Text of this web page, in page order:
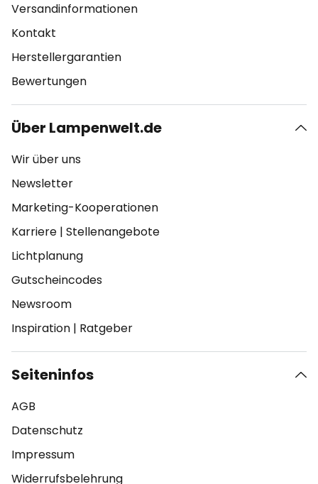
Versandinformationen
Kontakt
Herstellergarantien
Bewertungen
Über Lampenwelt.de
Wir über uns
Newsletter
Marketing-Kooperationen
Karriere | Stellenangebote
Lichtplanung
Gutscheincodes
Newsroom
Inspiration | Ratgeber
Seiteninfos
AGB
Datenschutz
Impressum
Widerrufsbelehrung